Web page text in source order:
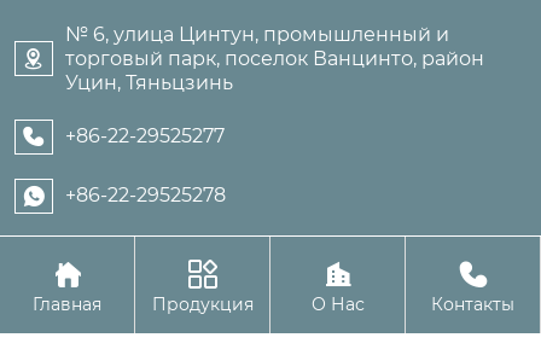

№ 6, улица Цинтун, промышленный и
торговый парк, поселок Ванцинто, район
Уцин, Тяньцзинь
 +86-22-29525277
 +86-22-29525278
Авторское право©ООО Тяньцзинь Хунлу Пищевой

Главная

Продукция

О Нас

Контакты